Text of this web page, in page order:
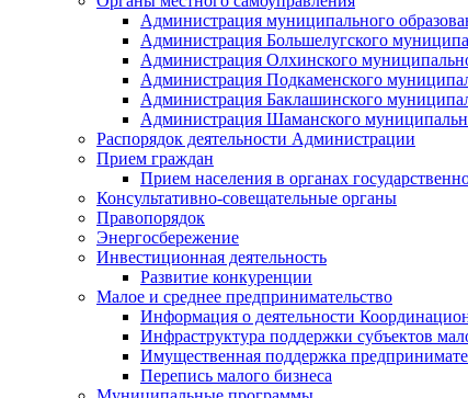
Администрация муниципального
Администрация Большелугского
Администрация Олхинского
Администрация Подкаменского
Администрация Баклашинского
Администрация Шаманского
Распорядок деятельности Администрации
Прием граждан
Прием населения в органах
Консультативно-совещательные органы
Правопорядок
Энергосбережение
Инвестиционная деятельность
Развитие конкуренции
Малое и среднее предпринимательство
Информация о деятельности
Инфраструктура поддержки субъектов
Имущественная поддержка
Перепись малого бизнеса